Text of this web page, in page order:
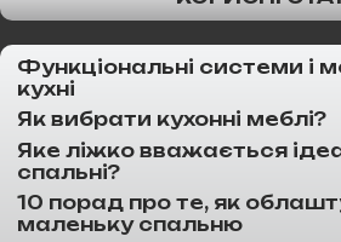
Функціональні системи і
кухні
Як вибрати кухонні меблі?
Яке ліжко вважається
спальні?
10 порад про те, як
маленьку спальню